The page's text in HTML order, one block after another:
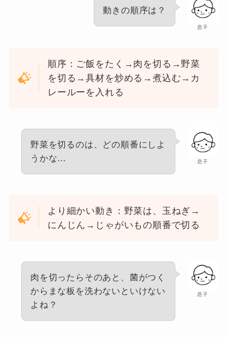
息子
動きの順序は？
順序：ご飯をたく→肉を切る→野菜
を切る→具材を炒める→煮込む→カ
レールーを入れる
息子
野菜を切るのは、どの順番にしよ
うかな…
より細かい動き：野菜は、玉ねぎ→
にんじん→じゃがいもの順番で切る
息子
肉を切ったらそのあと、菌がつく
からまな板を洗わないといけない
よね？